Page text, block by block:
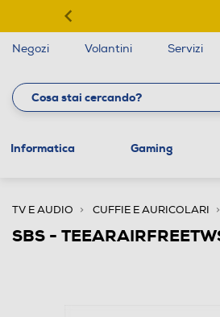
Negozi Volantini Servizi
Informatica Gaming
TV E AUDIO CUFFIE E AURICOLARI
SBS -